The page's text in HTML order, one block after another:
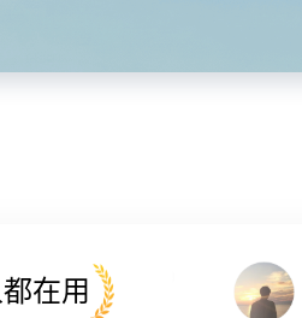
在用青虎1869
ID:1869